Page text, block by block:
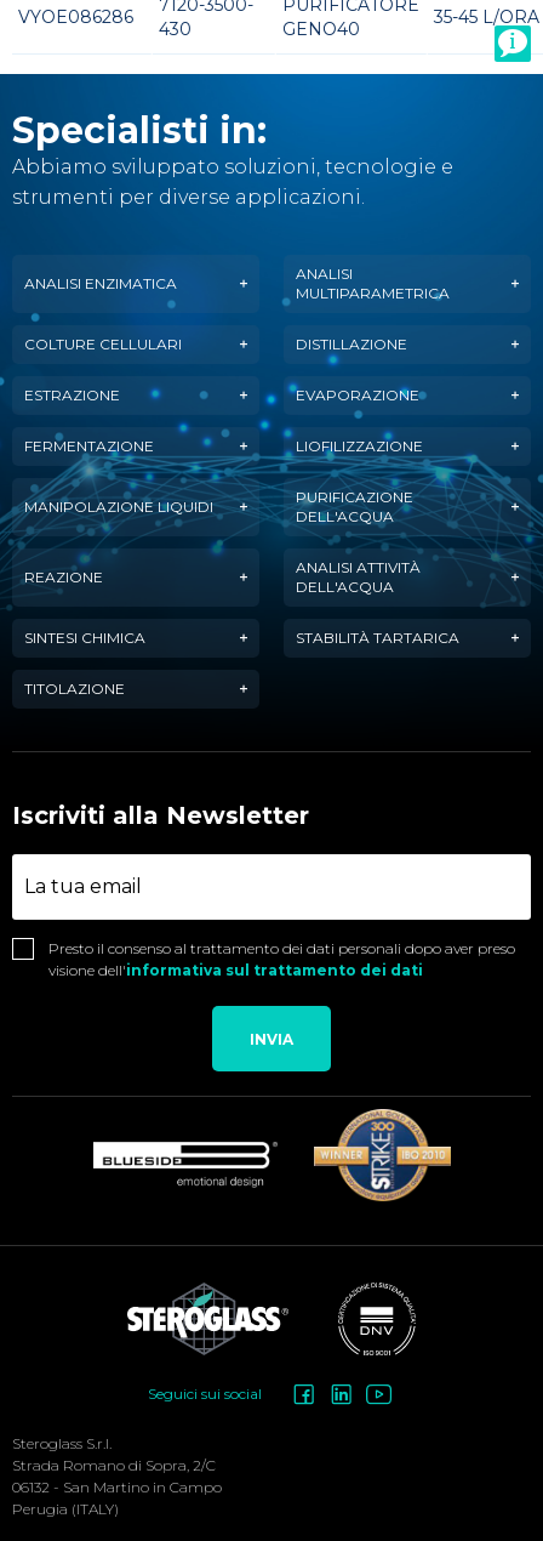
VYOE086286
7120-3500-
430
PURIFICATORE
GENO40
35-45 L/ORA
Specialisti in:
Abbiamo sviluppato soluzioni, tecnologie e
strumenti per diverse applicazioni.
ANALISI ENZIMATICA
ANALISI
MULTIPARAMETRICA
COLTURE CELLULARI DISTILLAZIONE
ESTRAZIONE EVAPORAZIONE
FERMENTAZIONE LIOFILIZZAZIONE
MANIPOLAZIONE LIQUIDI
PURIFICAZIONE
DELL'ACQUA
REAZIONE
ANALISI ATTIVITÀ
DELL'ACQUA
SINTESI CHIMICA STABILITÀ TARTARICA
TITOLAZIONE
Iscriviti alla Newsletter
Presto il consenso al trattamento dei dati personali dopo aver preso
visione dell'informativa sul trattamento dei dati
INVIA
Menu
Seguici sui social
Steroglass S.r.l.
Strada Romano di Sopra, 2/C
06132 - San Martino in Campo
Perugia (ITALY)